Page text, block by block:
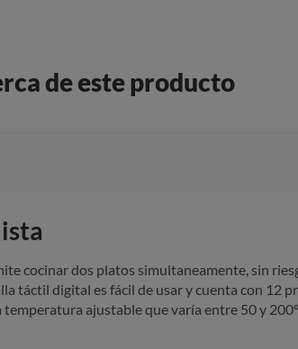
de este producto
cocinar dos platos simultaneamente, sin
táctil digital es fácil de usar y cuenta con 12
ajustable que varía entre 50 y